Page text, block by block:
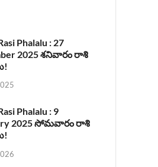
Phalalu : 27
2025 శనివారం రాశి
Phalalu : 9
2025 సోమవారం రాశి